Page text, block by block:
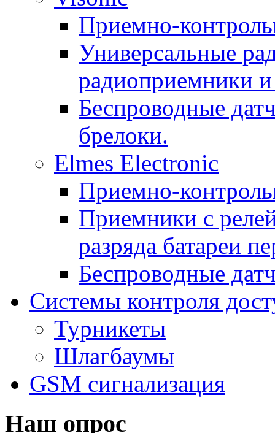
Приемно-
Универсальные
радиоприемники
Беспроводные
брелоки.
Elmes Electronic
Приемно-
Приемники с
разряда батареи
Беспроводные
Системы контроля
Турникеты
Шлагбаумы
GSM сигнализация
Наш опрос